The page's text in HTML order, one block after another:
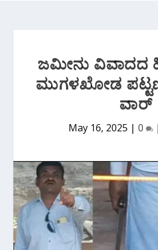
ಜಮೀನು ವಿವಾದದ
ಮುಗಳಖೋಡ
ವಾರ್
May 16, 2025 | 0 |